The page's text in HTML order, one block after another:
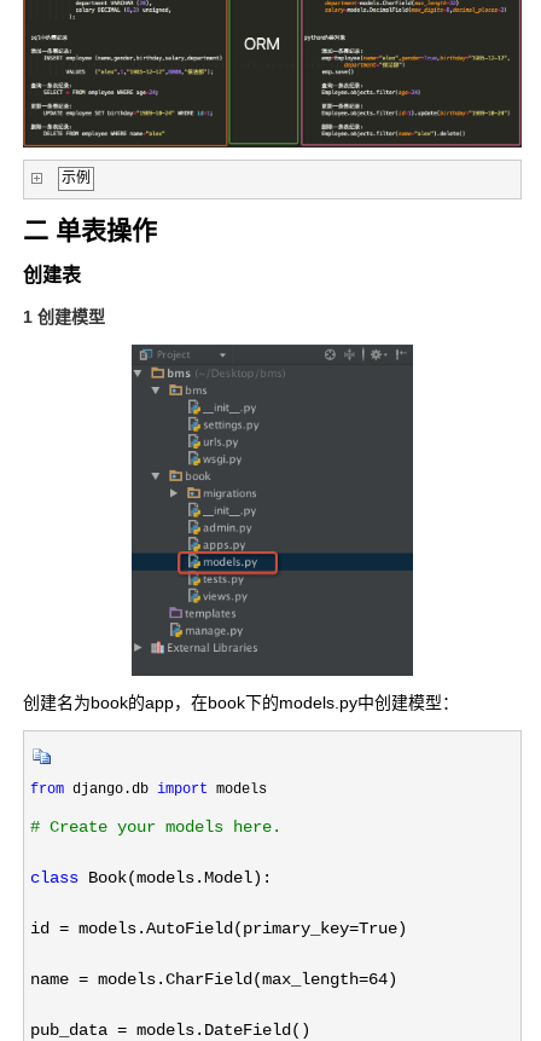
示例
二 单表操作
创建表
1 创建模型
创建名为book的app，在book下的models.py中创建模型：
from django.db import
# Create your models here.
class Book(models.Model):
id = models.AutoField(primary_key=True)
name = models.CharField(max_length=64)
pub_data = models.DateField()